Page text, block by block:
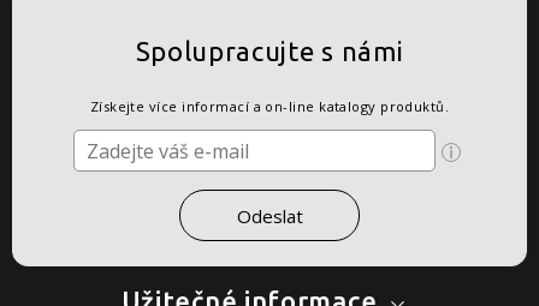
Spolupracujte s námi
Získejte více informací a on-line katalogy produktů.